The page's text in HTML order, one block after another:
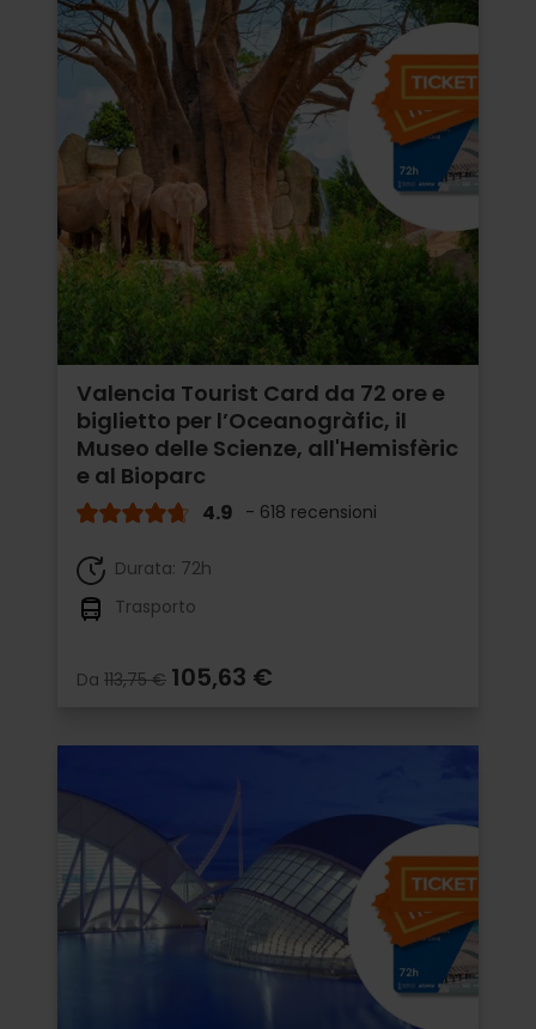
Valencia Tourist Card da 72 ore e
biglietto per l’Oceanogràfic, il
Museo delle Scienze, all'Hemisfèric
e al Bioparc
4.9 - 618 recensioni
Durata: 72h
Trasporto
Da 113,75 € 105,63 €